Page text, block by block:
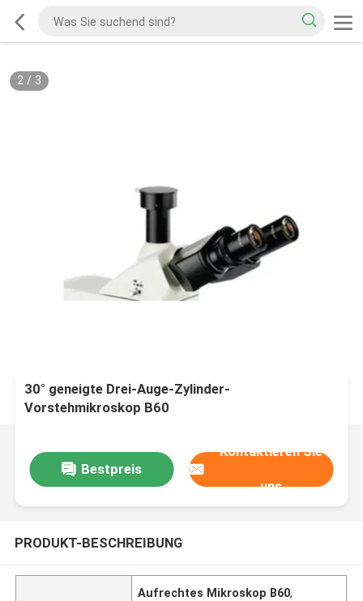
2/ 3
30° geneigte Drei-Auge-Zylinder-
Vorstehmikroskop B60
Bestpreis
Kontaktieren Sie
uns
PRODUKT-BESCHREIBUNG
Aufrechtes Mikroskop B60,